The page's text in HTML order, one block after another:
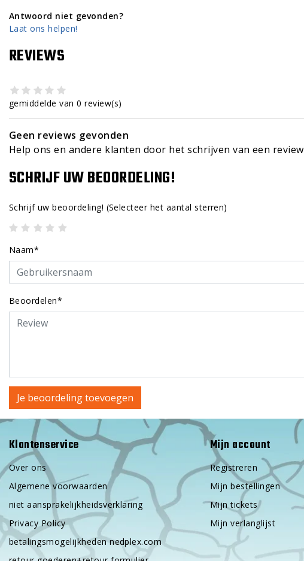
Antwoord niet gevonden?
Laat ons helpen!
REVIEWS
gemiddelde van 0 review(s)
Geen reviews gevonden
Help ons en andere klanten door het schrijven van een review
SCHRIJF UW BEOORDELING!
Schrijf uw beoordeling! (Selecteer het aantal sterren)
Naam*
Beoordelen*
Je beoordeling toevoegen
Klantenservice
Over ons
Algemene voorwaarden
niet aansprakelijkheidsverklaring
Privacy Policy
betalingsmogelijkheden nedplex.com
Mijn account
Registreren
Mijn bestellingen
Mijn tickets
Mijn verlanglijst